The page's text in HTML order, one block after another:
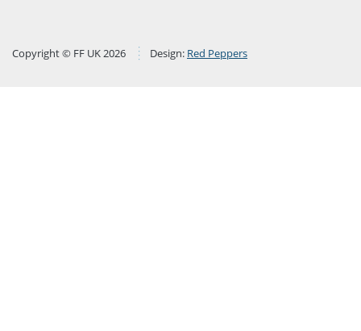
Copyright © FF UK 2026 Design: Red Peppers